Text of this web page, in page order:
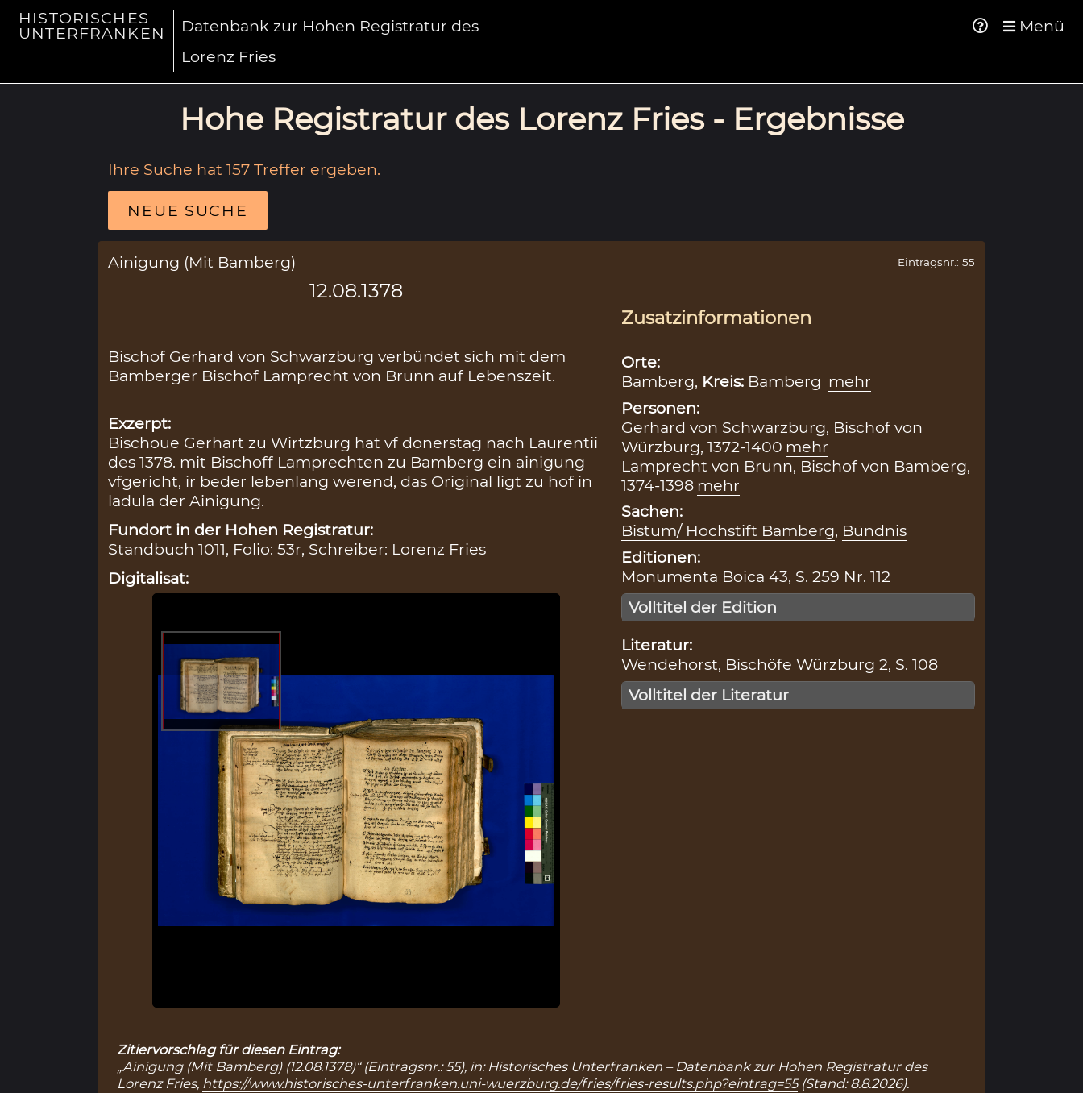
HISTORISCHES
UNTERFRANKEN
Datenbank zur Hohen Registratur des
Lorenz Fries
Menü
Hohe Registratur des Lorenz Fries - Ergebnisse
Ihre Suche hat 157 Treffer ergeben.
NEUE SUCHE
Ainigung (Mit Bamberg)
12.08.1378
Bischof Gerhard von Schwarzburg verbündet sich mit dem
Bamberger Bischof Lamprecht von Brunn auf Lebenszeit.
Exzerpt:
Bischoue Gerhart zu Wirtzburg hat vf donerstag nach Laurentii
des 1378. mit Bischoff Lamprechten zu Bamberg ein ainigung
vfgericht, ir beder lebenlang werend, das Original ligt zu hof in
ladula der Ainigung.
Fundort in der Hohen Registratur:
Standbuch 1011, Folio: 53r, Schreiber: Lorenz Fries
Digitalisat:
Eintragsnr.: 55
Zusatzinformationen
Orte:
Bamberg, Kreis: Bamberg mehr
Personen:
Gerhard von Schwarzburg, Bischof von
Würzburg, 1372-1400 mehr
Lamprecht von Brunn, Bischof von Bamberg,
1374-1398 mehr
Sachen:
Bistum/ Hochstift Bamberg, Bündnis
Editionen:
Monumenta Boica 43, S. 259 Nr. 112
Volltitel der Edition
Literatur:
Wendehorst, Bischöfe Würzburg 2, S. 108
Volltitel der Literatur
Zitiervorschlag für diesen Eintrag:
„Ainigung (Mit Bamberg) (12.08.1378)“ (Eintragsnr.: 55), in: Historisches Unterfranken – Datenbank zur Hohen Registratur des
Lorenz Fries, https://www.historisches-unterfranken.uni-wuerzburg.de/fries/fries-results.php?eintrag=55(Stand: 8.8.2026).